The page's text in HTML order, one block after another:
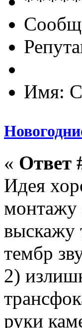
Имя:
« Ответ
Идея
монтажу
выскажу
тембр
2)
руки